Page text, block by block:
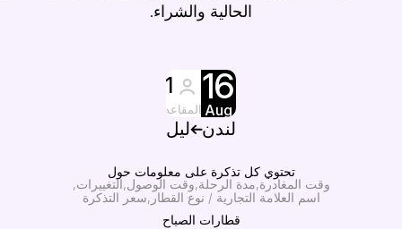
الحالية والشراء.
16
Aug
1
المقاعد
لندن ليل
تحتوي كل تذكرة على معلومات حول
وقت المغادرة مدة الرحلة وقت الوصول التغييرات
اسم العلامة التجارية / نوع القطار سعر التذكرة
قطارات الصباح